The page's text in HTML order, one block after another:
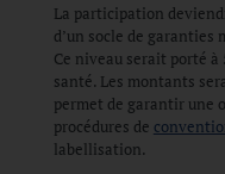
La participation
d’un socle de garanties
Ce niveau serait porté
santé. Les montants
permet de garantir une
procédures de
labellisation.